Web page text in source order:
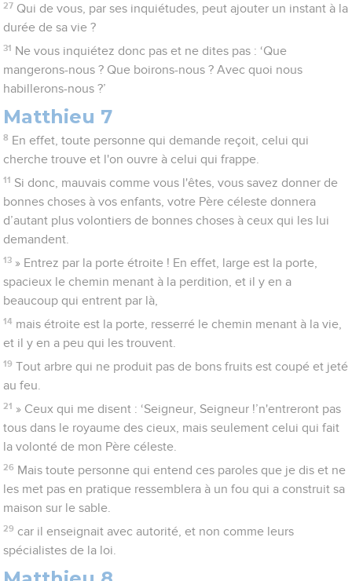
27 Qui de vous, par ses inquiétudes, peut ajouter un instant à la
durée de sa vie ?
31 Ne vous inquiétez donc pas et ne dites pas : ‘Que
mangerons-nous ? Que boirons-nous ? Avec quoi nous
habillerons-nous ?’
Matthieu 7
8 En effet, toute personne qui demande reçoit, celui qui
cherche trouve et l'on ouvre à celui qui frappe.
11 Si donc, mauvais comme vous l'êtes, vous savez donner de
bonnes choses à vos enfants, votre Père céleste donnera
d’autant plus volontiers de bonnes choses à ceux qui les lui
demandent.
13 » Entrez par la porte étroite ! En effet, large est la porte,
spacieux le chemin menant à la perdition, et il y en a
beaucoup qui entrent par là,
14 mais étroite est la porte, resserré le chemin menant à la vie,
et il y en a peu qui les trouvent.
19 Tout arbre qui ne produit pas de bons fruits est coupé et jeté
au feu.
21 » Ceux qui me disent : ‘Seigneur, Seigneur !’n'entreront pas
tous dans le royaume des cieux, mais seulement celui qui fait
la volonté de mon Père céleste.
26 Mais toute personne qui entend ces paroles que je dis et ne
les met pas en pratique ressemblera à un fou qui a construit sa
maison sur le sable.
29 car il enseignait avec autorité, et non comme leurs
spécialistes de la loi.